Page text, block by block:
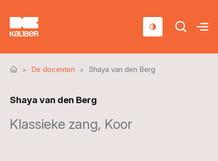
Sociaal domein
Over ons
De docenten Shaya van den Berg
Shaya van den Berg
Klassieke zang, Koor